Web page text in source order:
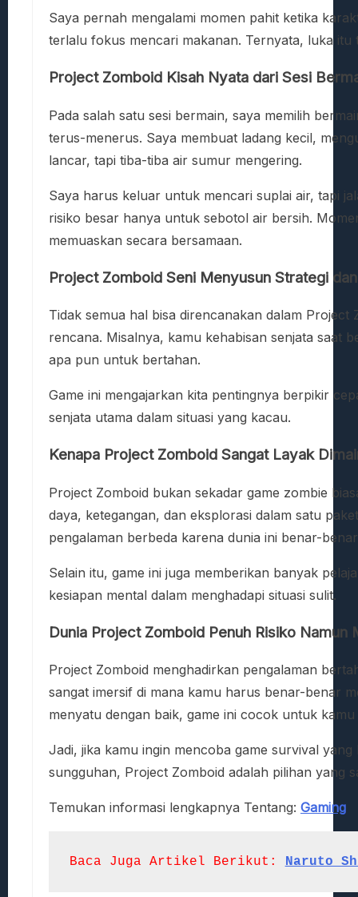
Saya pernah mengalami momen pahit ketika
terlalu fokus mencari makanan. Ternyata, luka
Project Zomboid Kisah Nyata dari Sesi
Pada salah satu sesi bermain, saya memilih
terus-menerus. Saya membuat ladang kecil,
lancar, tapi tiba-tiba air sumur mengering.
Saya harus keluar untuk mencari suplai air, tapi
risiko besar hanya untuk sebotol air bersih.
memuaskan secara bersamaan.
Project Zomboid Seni Menyusun Strategi
Tidak semua hal bisa direncanakan dalam
rencana. Misalnya, kamu kehabisan senjata saat
apa pun untuk bertahan.
Game ini mengajarkan kita pentingnya berpikir
senjata utama dalam situasi yang kacau.
Kenapa Project Zomboid Sangat Layak
Project Zomboid bukan sekadar game zombie
daya, ketegangan, dan eksplorasi dalam satu
pengalaman berbeda karena dunia ini benar-
Selain itu, game ini juga memberikan banyak
kesiapan mental dalam menghadapi situasi sulit.
Dunia Project Zomboid Penuh Risiko Namun
Project Zomboid menghadirkan pengalaman
sangat imersif di mana kamu harus benar-benar
menyatu dengan baik, game ini cocok untuk
Jadi, jika kamu ingin mencoba game survival
sungguhan, Project Zomboid adalah pilihan yang
Temukan informasi lengkapnya Tentang: Gaming
Baca Juga Artikel Berikut: Naruto